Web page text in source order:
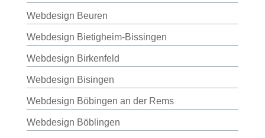
Webdesign Beuren
Webdesign Bietigheim-Bissingen
Webdesign Birkenfeld
Webdesign Bisingen
Webdesign Böbingen an der Rems
Webdesign Böblingen